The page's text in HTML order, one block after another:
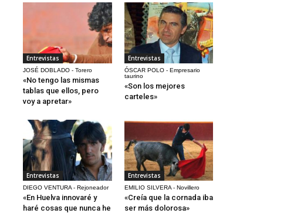
Entrevistas
JOSÉ DOBLADO - Torero
«No tengo las mismas
tablas que ellos, pero
voy a apretar»
Entrevistas
ÓSCAR POLO - Empresario
taurino
«Son los mejores
carteles»
Entrevistas
DIEGO VENTURA - Rejoneador
«En Huelva innovaré y
haré cosas que nunca he
Entrevistas
EMILIO SILVERA - Novillero
«Creía que la cornada iba
ser más dolorosa»